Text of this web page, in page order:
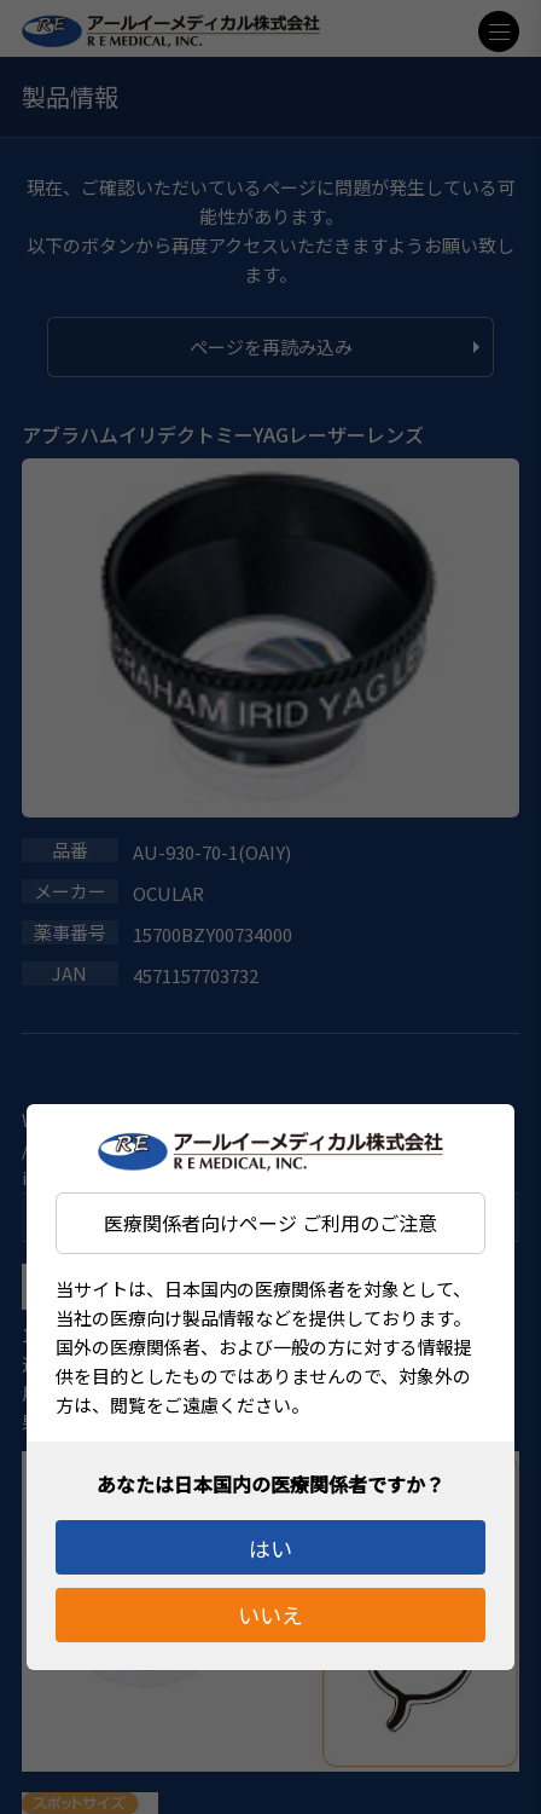
医療関係者向けページ ご利用のご注意
当サイトは、日本国内の医療関係者を対象として、
当社の医療向け製品情報などを提供しております。
国外の医療関係者、および一般の方に対する情報提
供を目的としたものではありませんので、対象外の
方は、閲覧をご遠慮ください。
はい
いいえ
製品情報
現在、ご確認いただいているページに問題が発生している可
能性があります。
以下のボタンから再度アクセスいただきますようお願い致し
ます。
ページを再読み込み
アブラハムイリデクトミーYAGレーザーレンズ
AU-930-70-1(OAIY)
OCULAR
15700BZY00734000
4571157703732
Warning
/home/kir139577/public_html/ikou_www/wp/wp-
includes/media.phpon line1774
YAG LASER LENSES ヤグ レーザー用レンズ
Abraham Iridectomy YAG Laser Lens アブラハム イリ
デクトミー YAGレーザーレンズ
10mm径の66Dボタンレンズが取り付けられており、虹彩周
辺のイリデクトミーの際に鮮明な像を提供します。レンズを
用いずレーザー照射をおこなった場合と比較して、明らな効
果があります。眼球を固定するのに最適です。